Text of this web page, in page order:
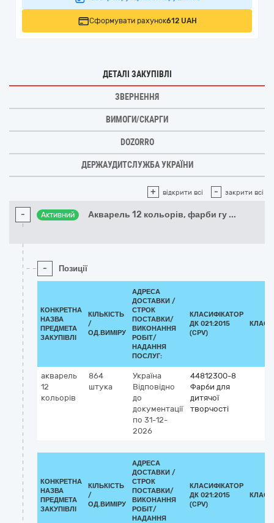
Сформувати рахунок612 UAH
ДЕТАЛІ ЗАКУПІВЛІ
ЗВЕРНЕННЯ
ВИМОГИ/СКАРГИ
DOZORRO
ДЕРЖАУДИТСЛУЖБА УКРАЇНИ
+ відкрити всі - закрити всі
- Активний Акварель 12 кольорів, фарби гу ...
- Позиції
КОНКРЕТНА
НАЗВА
ПРЕДМЕТА
ЗАКУПІВЛІ
КІЛЬКІСТЬ
/
ОД.ВИМІРУ
АДРЕСА
ДОСТАВКИ /
СТРОК
ПОСТАВКИ/
ВИКОНАННЯ
РОБІТ/
НАДАННЯ
ПОСЛУГ:
КЛАСИФІКАТОР
ДК 021:2015
(CPV)
акварель
12
кольорів
864
штука
Україна
Відповідно
до
документації
по 31-12-
2026
44812300-8
Фарби для
дитячої
творчості
КОНКРЕТНА
НАЗВА
ПРЕДМЕТА
ЗАКУПІВЛІ
КІЛЬКІСТЬ
/
ОД.ВИМІРУ
АДРЕСА
ДОСТАВКИ /
СТРОК
ПОСТАВКИ/
ВИКОНАННЯ
РОБІТ/
НАДАННЯ
КЛАСИФІКАТОР
ДК 021:2015
(CPV)